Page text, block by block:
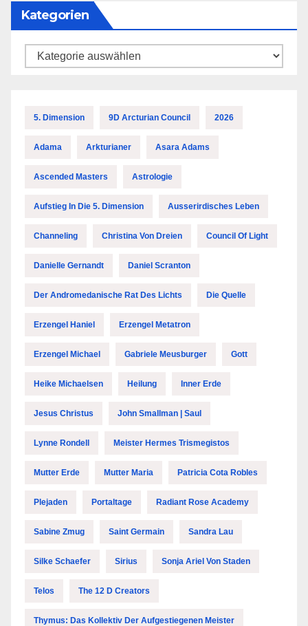
Kategorien
Kategorien
5. Dimension 9D Arcturian Council 2026
Adama Arkturianer Asara Adams
Ascended Masters Astrologie
Aufstieg In Die 5. Dimension Ausserirdisches Leben
Channeling Christina Von Dreien Council Of Light
Danielle Gernandt Daniel Scranton
Der Andromedanische Rat Des Lichts Die Quelle
Erzengel Haniel Erzengel Metatron
Erzengel Michael Gabriele Meusburger Gott
Heike Michaelsen Heilung Inner Erde
Jesus Christus John Smallman | Saul
Lynne Rondell Meister Hermes Trismegistos
Mutter Erde Mutter Maria Patricia Cota Robles
Plejaden Portaltage Radiant Rose Academy
Sabine Zmug Saint Germain Sandra Lau
Silke Schaefer Sirius Sonja Ariel Von Staden
Telos The 12 D Creators
Thymus: Das Kollektiv Der Aufgestiegenen Meister